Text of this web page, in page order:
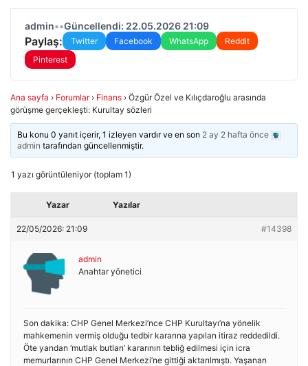
admin••Güncellendi: 22.05.2026 21:09
Paylaş: Twitter Facebook WhatsApp
Reddit
Pinterest
Ana sayfa › Forumlar › Finans › Özgür Özel ve Kılıçdaroğlu arasında
görüşme gerçekleşti: Kurultay sözleri
Bu konu 0 yanıt içerir, 1 izleyen vardır ve en son 2 ay 2 hafta önce
admin tarafından güncellenmiştir.
1 yazı görüntüleniyor (toplam 1)
Yazar Yazılar
22/05/2026: 21:09 #14398
admin
Anahtar yönetici
Son dakika: CHP Genel Merkezi’nce CHP Kurultayı’na yönelik
mahkemenin vermiş olduğu tedbir kararına yapılan itiraz reddedildi.
Öte yandan ‘mutlak butlan’ kararının tebliğ edilmesi için icra
memurlarının CHP Genel Merkezi’ne gittiği aktarılmıştı. Yaşanan